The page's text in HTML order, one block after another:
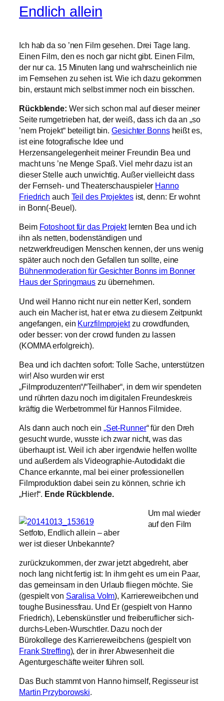
Endlich allein
Ich hab da so ’nen Film gesehen. Drei Tage lang.
Einen Film, den es noch gar nicht gibt. Einen Film,
der nur ca. 15 Minuten lang und wahrscheinlich nie
im Fernsehen zu sehen ist. Wie ich dazu gekommen
bin, erstaunt mich selbst immer noch ein bisschen.
Rückblende: Wer sich schon mal auf dieser meiner
Seite rumgetrieben hat, der weiß, dass ich da an „so
’nem Projekt“ beteiligt bin.Gesichter Bonnsheißt es,
ist eine fotografische Idee und
Herzensangelegenheit meiner Freundin Bea und
macht uns ’ne Menge Spaß. Viel mehr dazu ist an
dieser Stelle auch unwichtig. Außer vielleicht dass
der Fernseh- und Theaterschauspieler Hanno
Friedrich auch Teil des Projektesist, denn: Er wohnt
in Bonn(-Beuel).
Beim Fotoshoot für das Projektlernten Bea und ich
ihn als netten, bodenständigen und
netzwerkfreudigen Menschen kennen, der uns wenig
später auch noch den Gefallen tun sollte, eine
Bühnenmoderation für Gesichter Bonns im Bonner
Haus der Springmaus zu übernehmen.
Und weil Hanno nicht nur ein netter Kerl, sondern
auch ein Macher ist, hat er etwa zu diesem Zeitpunkt
angefangen, ein Kurzfilmprojektzu crowdfunden,
oder besser: von der crowd funden zu lassen
(KOMMA erfolgreich).
Bea und ich dachten sofort: Tolle Sache, unterstützen
wir! Also wurden wir erst
„Filmproduzenten“/“Teilhaber“, in dem wir spendeten
und rührten dazu noch im digitalen Freundeskreis
kräftig die Werbetrommel für Hannos Filmidee.
Als dann auch noch ein „Set-Runner“ für den Dreh
gesucht wurde, wusste ich zwar nicht, was das
überhaupt ist. Weil ich aber irgendwie helfen wollte
und außerdem als Videographie-Autodidakt die
Chance erkannte, mal bei einer professionellen
Filmproduktion dabei sein zu können, schrie ich
„Hier!“. Ende Rückblende.
Setfoto, Endlich allein – aber
wer ist dieser Unbekannte?
Um mal wieder
auf den Film
zurückzukommen, der zwar jetzt abgedreht, aber
noch lang nicht fertig ist: In ihm geht es um ein Paar,
das gemeinsam in den Urlaub fliegen möchte. Sie
(gespielt von Saralisa Volm), Karriereweibchen und
toughe Businessfrau. Und Er (gespielt von Hanno
Friedrich), Lebenskünstler und freiberuflicher sich-
durchs-Leben-Wurschtler. Dazu noch der
Bürokollege des Karriereweibchens (gespielt von
Frank Streffing), der in ihrer Abwesenheit die
Agenturgeschäfte weiter führen soll.
Das Buch stammt von Hanno himself, Regisseur ist
Martin Przyborowski.